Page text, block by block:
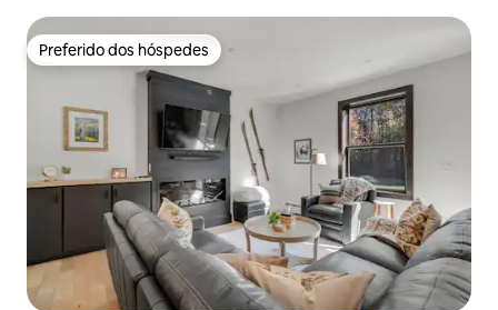
Preferido dos hóspedes
Preferido dos hóspedes